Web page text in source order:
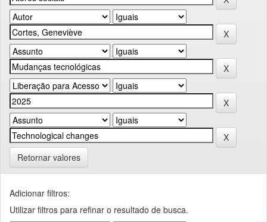
Retornar valores
Adicionar filtros:
Utilizar filtros para refinar o resultado de busca.